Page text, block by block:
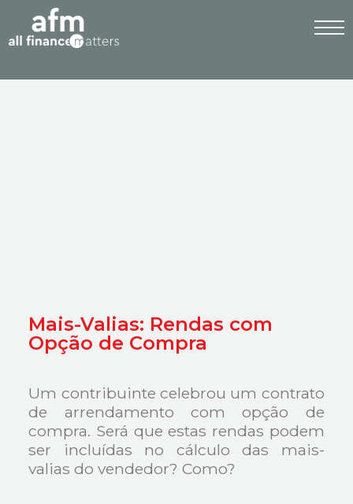
Mais-Valias: Rendas com
Opção de Compra
Um contribuinte celebrou um contrato
de arrendamento com opção de
compra. Será que estas rendas podem
ser incluídas no cálculo das mais-
valias do vendedor? Como?